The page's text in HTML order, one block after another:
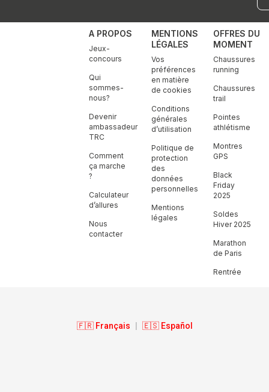
A PROPOS
Jeux-
concours
Qui
sommes-
nous?
Devenir
ambassadeur
TRC
Comment
ça marche
?
Calculateur
d’allures
Nous
contacter
MENTIONS
LÉGALES
Vos
préférences
en matière
de cookies
Conditions
générales
d’utilisation
Politique de
protection
des
données
personnelles
Mentions
légales
OFFRES DU
MOMENT
Chaussures
running
Chaussures
trail
Pointes
athlétisme
Montres
GPS
Black
Friday
2025
Soldes
Hiver 2025
Marathon
de Paris
Rentrée
🇫🇷 Français 🇪🇸 Español